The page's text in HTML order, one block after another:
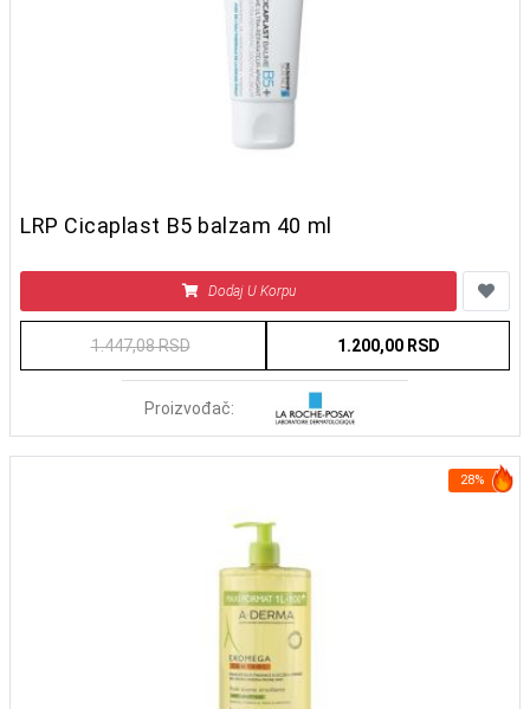
LRP Cicaplast B5 balzam 40 ml
Dodaj U Korpu
1.447,08 RSD 1.200,00 RSD
Proizvođač:
28%